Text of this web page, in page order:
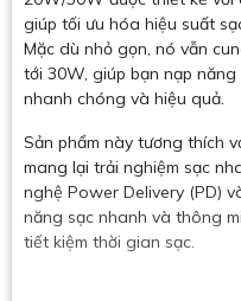
giúp tối ưu hóa hiệu suất
Mặc dù nhỏ gọn, nó vẫn
tới 30W, giúp bạn nạp
nhanh chóng và hiệu quả.
Sản phẩm này tương thích
mang lại trải nghiệm sạc
nghệ Power Delivery (PD)
năng sạc nhanh và thông
tiết kiệm thời gian sạc.